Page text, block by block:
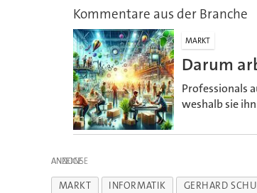
Kommentare aus der Branche
MARKT
Darum
Professionals
weshalb sie
ANZEIGE
MARKT INFORMATIK GERHARD